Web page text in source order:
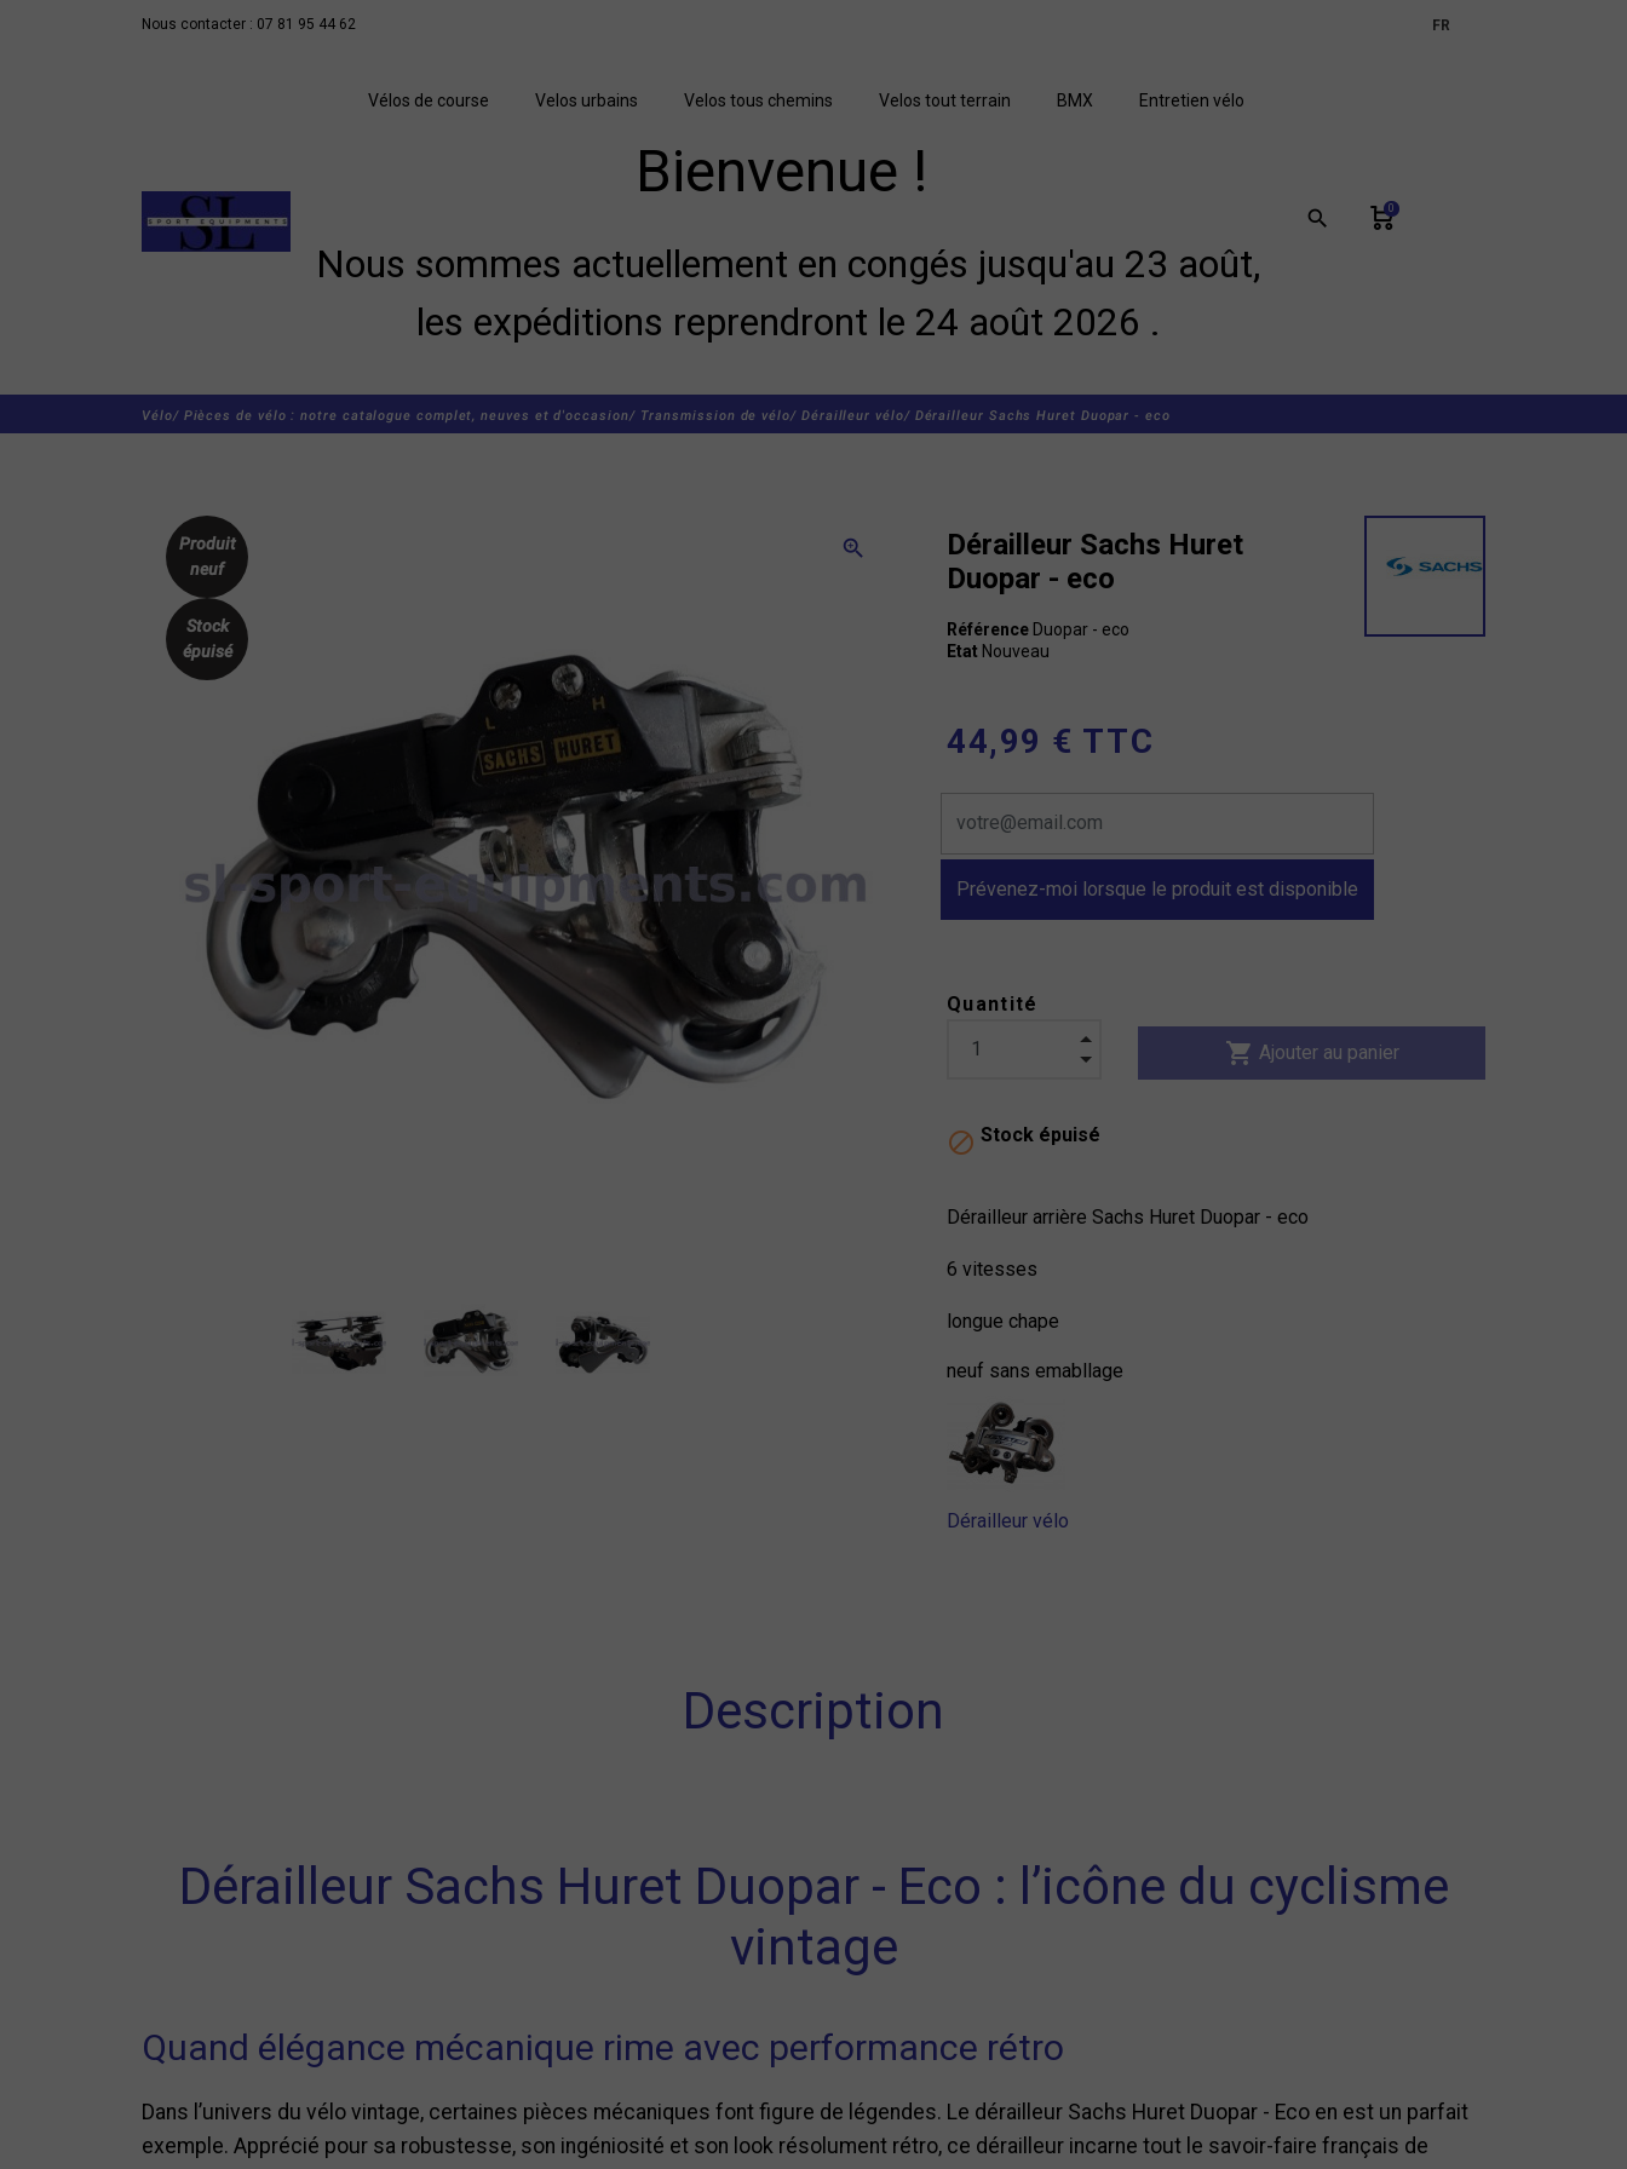
Nous contacter : 07 81 95 44 62
FR
Vélos de course Velos urbains Velos tous chemins Velos tout terrain BMX Entretien vélo
Bienvenue !
Nous sommes actuellement en congés jusqu'au 23 août,
les expéditions reprendront le 24 août 2026 .
search 0
Vélo/ Pièces de vélo : notre catalogue complet, neuves et d'occasion/ Transmission de vélo/ Dérailleur vélo/ Dérailleur Sachs Huret Duopar - eco
zoom_in
Produit
neuf
Stock
épuisé
Dérailleur Sachs Huret
Duopar - eco
Référence Duopar - eco
Etat Nouveau
44,99 € TTC
Prévenez-moi lorsque le produit est disponible
Quantité
shopping_cart Ajouter au panier
 Stock épuisé
Dérailleur arrière Sachs Huret Duopar - eco
6 vitesses
longue chape
neuf sans emabllage
Dérailleur vélo
Description
Dérailleur Sachs Huret Duopar - Eco : l’icône du cyclisme
vintage
Quand élégance mécanique rime avec performance rétro
Dans l’univers du vélo vintage, certaines pièces mécaniques font figure de légendes. Le dérailleur Sachs Huret Duopar - Eco en est un parfait
exemple. Apprécié pour sa robustesse, son ingéniosité et son look résolument rétro, ce dérailleur incarne tout le savoir-faire français de